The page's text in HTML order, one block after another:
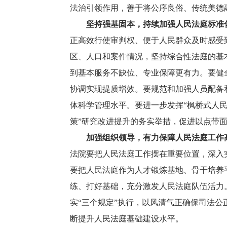
法治引领作用，善于将公序良俗、传统美
坚持强基固本，持续加强人民法庭标准
正高效行使审判权、便于人民群众及时感
区、人口和案件情况，坚持综合性法庭的
到基本服务不缺位、专业保障更有力。要
协调实现提质增效。要规范和加强人员配
体科学管理水平。要进一步发挥“枫桥式人
策”研究改进提升的务实举措，促进以点带
加强组织领导，有力保障人民法庭工作
法院要把人民法庭工作摆在重要位置，深
要把人民法庭作为人才锻炼基地、骨干培
练、打好基础，充分激发人民法庭队伍活
实“三个规定”执行，以风清气正确保司法
断提升人民法庭基础建设水平。